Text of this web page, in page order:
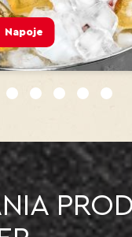
4 5 6 7 8